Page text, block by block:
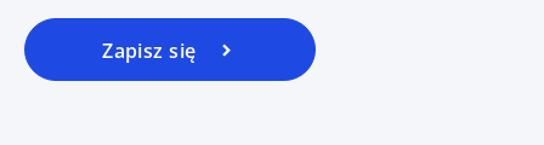
Zapisz się